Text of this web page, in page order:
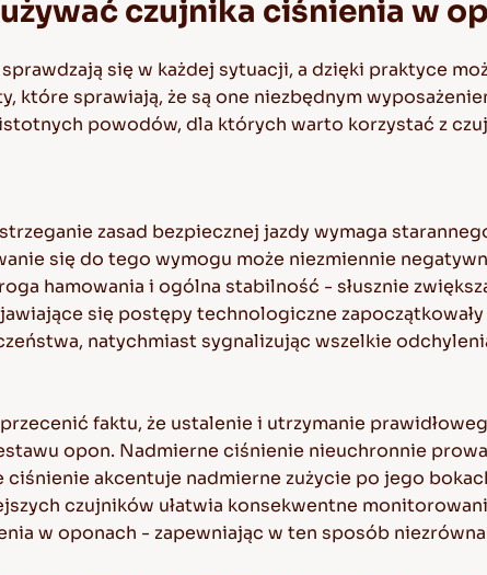
czujnika ciśnienia w
się w każdej sytuacji, a dzięki praktyce
które sprawiają, że są one niezbędnym
powodów, dla których warto korzystać z
zasad bezpiecznej jazdy wymaga
się do tego wymogu może niezmiennie
hamowania i ogólna stabilność - słusznie
się postępy technologiczne
natychmiast sygnalizując wszelkie
faktu, że ustalenie i utrzymanie
opon. Nadmierne ciśnienie nieuchronnie
ciśnienie akcentuje nadmierne zużycie po jego
czujników ułatwia konsekwentne
w oponach - zapewniając w ten sposób